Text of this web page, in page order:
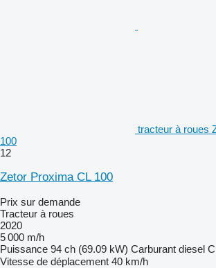
tracteur à roues
100
12
Zetor Proxima CL 100
Prix sur demande
Tracteur à roues
2020
5 000 m/h
Puissance 94 ch (69.09 kW) Carburant diesel
Vitesse de déplacement 40 km/h